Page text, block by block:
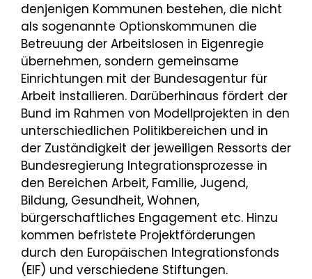
denjenigen Kommunen bestehen, die nicht
als sogenannte Optionskommunen die
Betreuung der Arbeitslosen in Eigenregie
übernehmen, sondern gemeinsame
Einrichtungen mit der Bundesagentur für
Arbeit installieren. Darüberhinaus fördert der
Bund im Rahmen von Modellprojekten in den
unterschiedlichen Politikbereichen und in
der Zuständigkeit der jeweiligen Ressorts der
Bundesregierung Integrationsprozesse in
den Bereichen Arbeit, Familie, Jugend,
Bildung, Gesundheit, Wohnen,
bürgerschaftliches Engagement etc. Hinzu
kommen befristete Projektförderungen
durch den Europäischen Integrationsfonds
(EIF) und verschiedene Stiftungen.